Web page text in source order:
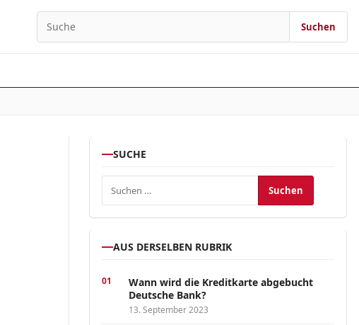
Search for: Suchen
SUCHE
Suchen nach:
AUS DERSELBEN RUBRIK
Wann wird die Kreditkarte abgebucht
Deutsche Bank?
13. September 2023